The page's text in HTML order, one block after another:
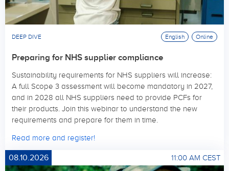
DEEP DIVE English Online
Preparing for NHS supplier compliance
Sustainability requirements for NHS suppliers will increase:
A full Scope 3 assessment will become mandatory in 2027,
and in 2028 all NHS suppliers need to provide PCFs for
their products. Join this webinar to understand the new
requirements and prepare for them in time.
Read more and register!
08.10.2026 11:00 AM CEST